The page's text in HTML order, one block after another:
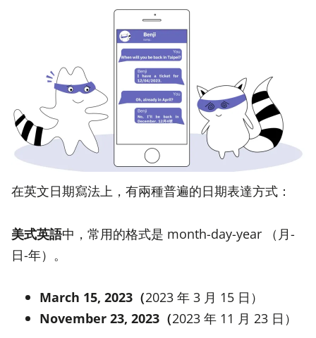
在英文日期寫法上，有兩種普遍的日期表達方式：
美式英語中，常用的格式是 month-day-year （月-
日-年）。
March 15, 2023（2023 年 3 月 15 日）
November 23, 2023（2023 年 11 月 23 日）